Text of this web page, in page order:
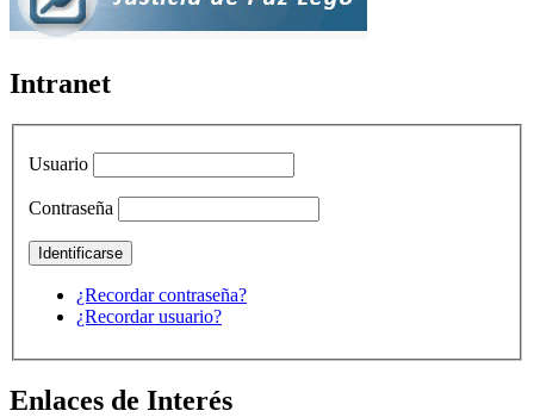
Intranet
Usuario
Contraseña
¿Recordar contraseña?
¿Recordar usuario?
Enlaces de Interés